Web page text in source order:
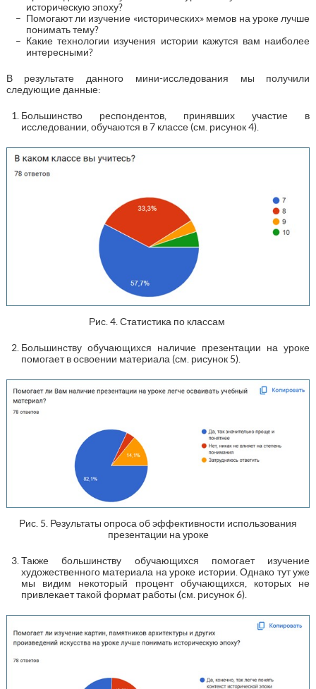
историческую эпоху?
Помогают ли изучение «исторических» мемов на уроке лучше
понимать тему?
Какие технологии изучения истории кажутся вам наиболее
интересными?
В результате данного мини-исследования мы получили
следующие данные:
Большинство респондентов, принявших участие в
исследовании, обучаются в 7 классе (см. рисунок 4).
Рис. 4. Статистика по классам
Большинству обучающихся наличие презентации на уроке
помогает в освоении материала (см. рисунок 5).
Рис. 5. Результаты опроса об эффективности использования
презентации на уроке
Также большинству обучающихся помогает изучение
художественного материала на уроке истории. Однако тут уже
мы видим некоторый процент обучающихся, которых не
привлекает такой формат работы (см. рисунок 6).